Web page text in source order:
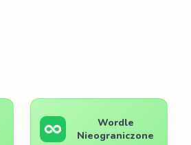
Wordle
Nieograniczone